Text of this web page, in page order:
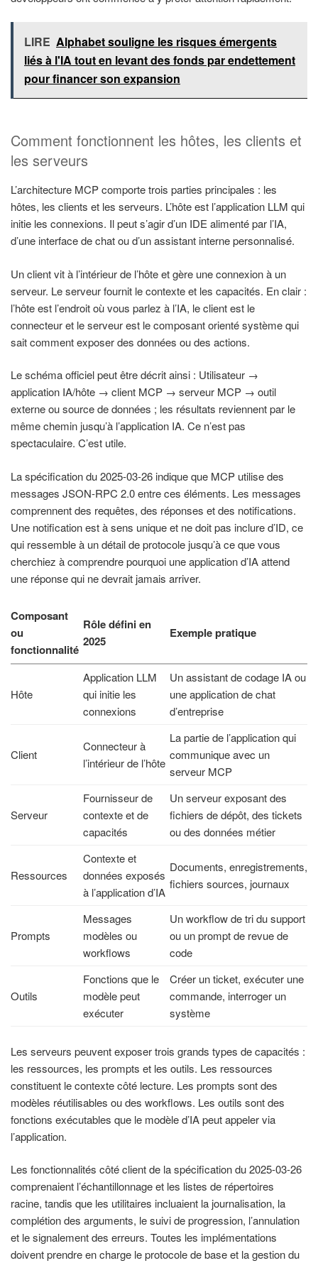
LIRE Alphabet souligne les risques émergents
liés à l'IA tout en levant des fonds par endettement
pour financer son expansion
Comment fonctionnent les hôtes, les clients et
les serveurs
L’architecture MCP comporte trois parties principales : les
hôtes, les clients et les serveurs. L’hôte est l’application LLM qui
initie les connexions. Il peut s’agir d’un IDE alimenté par l’IA,
d’une interface de chat ou d’un assistant interne personnalisé.
Un client vit à l’intérieur de l’hôte et gère une connexion à un
serveur. Le serveur fournit le contexte et les capacités. En clair :
l’hôte est l’endroit où vous parlez à l’IA, le client est le
connecteur et le serveur est le composant orienté système qui
sait comment exposer des données ou des actions.
Le schéma officiel peut être décrit ainsi : Utilisateur →
application IA/hôte → client MCP → serveur MCP → outil
externe ou source de données ; les résultats reviennent par le
même chemin jusqu’à l’application IA. Ce n’est pas
spectaculaire. C’est utile.
La spécification du 2025-03-26 indique que MCP utilise des
messages JSON-RPC 2.0 entre ces éléments. Les messages
comprennent des requêtes, des réponses et des notifications.
Une notification est à sens unique et ne doit pas inclure d’ID, ce
qui ressemble à un détail de protocole jusqu’à ce que vous
cherchiez à comprendre pourquoi une application d’IA attend
une réponse qui ne devrait jamais arriver.
Composant
ou
fonctionnalité
Rôle défini en
2025
Exemple pratique
Hôte
Application LLM
qui initie les
connexions
Un assistant de codage IA ou
une application de chat
d’entreprise
Client
Connecteur à
l’intérieur de l’hôte
La partie de l’application qui
communique avec un
serveur MCP
Serveur
Fournisseur de
contexte et de
capacités
Un serveur exposant des
fichiers de dépôt, des tickets
ou des données métier
Ressources
Contexte et
données exposés
à l’application d’IA
Documents, enregistrements,
fichiers sources, journaux
Prompts
Messages
modèles ou
workflows
Un workflow de tri du support
ou un prompt de revue de
code
Outils
Fonctions que le
modèle peut
exécuter
Créer un ticket, exécuter une
commande, interroger un
système
Les serveurs peuvent exposer trois grands types de capacités :
les ressources, les prompts et les outils. Les ressources
constituent le contexte côté lecture. Les prompts sont des
modèles réutilisables ou des workflows. Les outils sont des
fonctions exécutables que le modèle d’IA peut appeler via
l’application.
Les fonctionnalités côté client de la spécification du 2025-03-26
comprenaient l’échantillonnage et les listes de répertoires
racine, tandis que les utilitaires incluaient la journalisation, la
complétion des arguments, le suivi de progression, l’annulation
et le signalement des erreurs. Toutes les implémentations
doivent prendre en charge le protocole de base et la gestion du